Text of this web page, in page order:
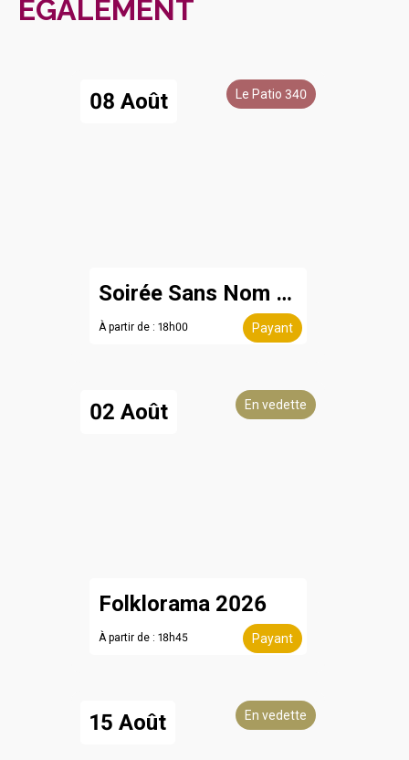
ÉGALEMENT
08 Août Le Patio 340
Soirée Sans Nom - 8 août
À partir de : 18h00 Payant
02 Août En vedette
Folklorama 2026
À partir de : 18h45 Payant
15 Août En vedette